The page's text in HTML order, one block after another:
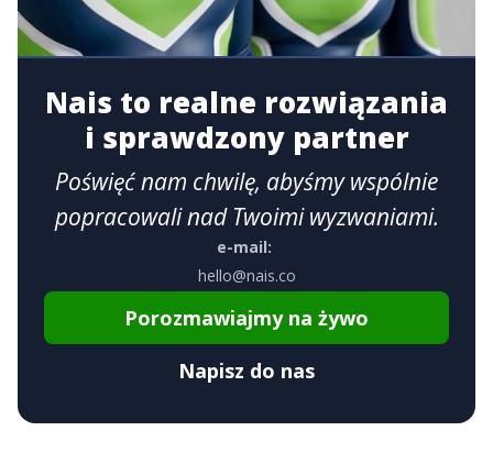
Nais to realne rozwiązania
i sprawdzony partner
Poświęć nam chwilę, abyśmy wspólnie
popracowali nad Twoimi wyzwaniami.
e-mail:
hello@nais.co
Porozmawiajmy na żywo
Napisz do nas